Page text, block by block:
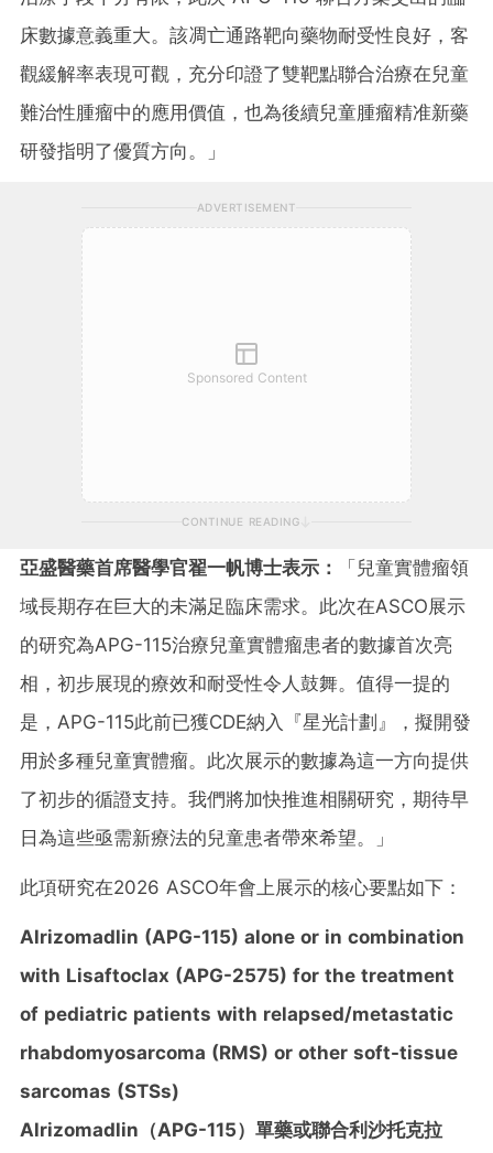
床數據意義重大。該凋亡通路靶向藥物耐受性良好，客
觀緩解率表現可觀，充分印證了雙靶點聯合治療在兒童
難治性腫瘤中的應用價值，也為後續兒童腫瘤精准新藥
研發指明了優質方向。
」
ADVERTISEMENT
Sponsored Content
CONTINUE READING
亞盛醫藥首席醫學官翟一帆博士表示： 「 兒童實體瘤領
域長期存在巨大的未滿足臨床需求。此次在ASCO展示
的研究為APG-115治療兒童實體瘤患者的數據首次亮
相，初步展現的療效和耐受性令人鼓舞。值得一提的
是，APG-115此前已獲CDE納入『星光計劃』，擬開發
用於多種兒童實體瘤。此次展示的數據為這一方向提供
了初步的循證支持。我們將加快推進相關研究，期待早
日為這些亟需新療法的兒童患者帶來希望。
」
此項研究在2026 ASCO年會上展示的核心要點如下：
Alrizomadlin (APG-115) alone or in combination
with Lisaftoclax (APG-2575) for the treatment
of pediatric patients with relapsed/metastatic
rhabdomyosarcoma (RMS) or other soft-tissue
sarcomas (STSs)
Alrizomadlin （APG-115）單藥或聯合利沙托克拉